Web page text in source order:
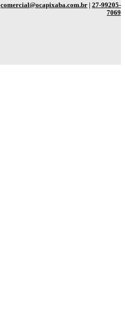
comercial@ocapixaba.com.br | 27-99205-
7069